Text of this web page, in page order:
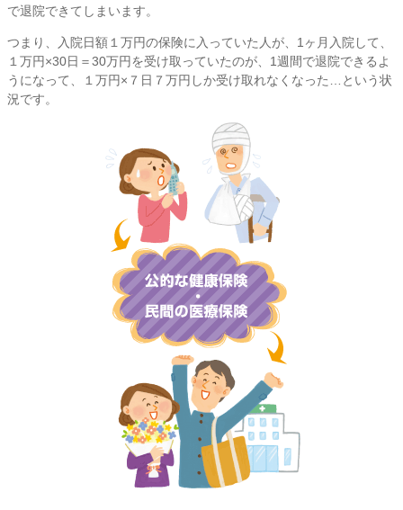
で退院できてしまいます。
つまり、入院日額１万円の保険に入っていた人が、1ヶ月入院して、
１万円×30日＝30万円を受け取っていたのが、1週間で退院できるよ
うになって、１万円×７日７万円しか受け取れなくなった…という状
況です。